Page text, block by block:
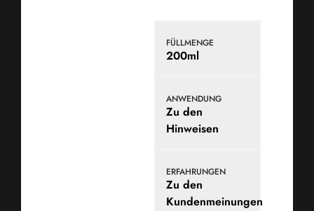
FÜLLMENGE
200ml
ANWENDUNG
Zu den
Hinweise​n
ERFAHRUNGEN
Zu den
Kundenmeinungen